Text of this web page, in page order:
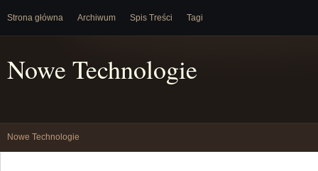
Strona główna Archiwum Spis Treści Tagi
Nowe Technologie
Nowe Technologie